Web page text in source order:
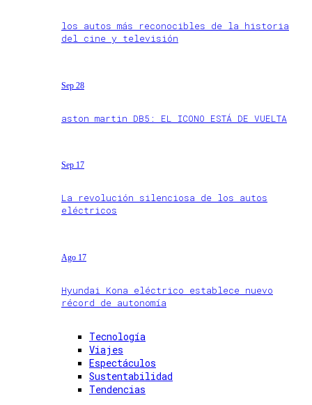
los autos más reconocibles de la historia
del cine y televisión
Sep 28
aston martin DB5: EL ICONO ESTÁ DE VUELTA
Sep 17
La revolución silenciosa de los autos
eléctricos
Ago 17
Hyundai Kona eléctrico establece nuevo
récord de autonomía
Tecnología
Viajes
Espectáculos
Sustentabilidad
Tendencias